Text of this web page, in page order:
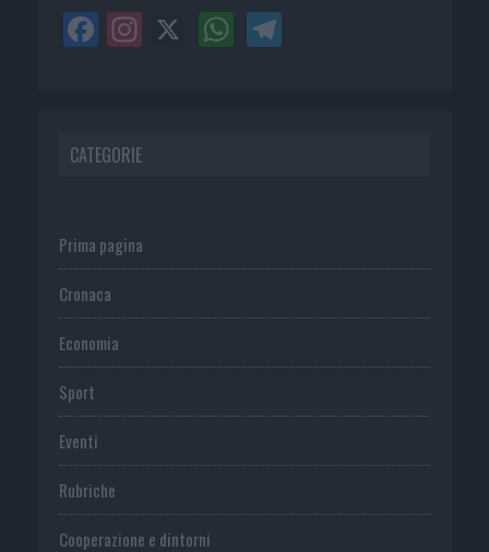
CATEGORIE
Prima pagina
Cronaca
Economia
Sport
Eventi
Rubriche
Cooperazione e dintorni